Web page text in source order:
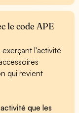
le code APE
l'activité
qui revient
que les